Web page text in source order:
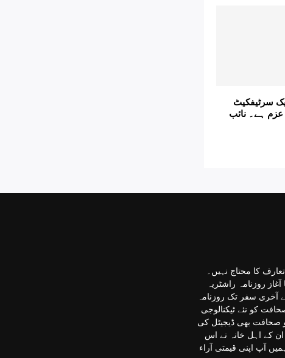
سرٹیفکیٹ
عزم ہے۔ نائب
کا محتاج نہیں۔
روزنامہ راشٹریہ
آخری سفر تک روزنامہ
کو نئے ٹیکنالوجی
صحافت بھی ڈیجیٹل کی
کے اہل خانہ نے اس
آپ اپنی قیمتی آراء